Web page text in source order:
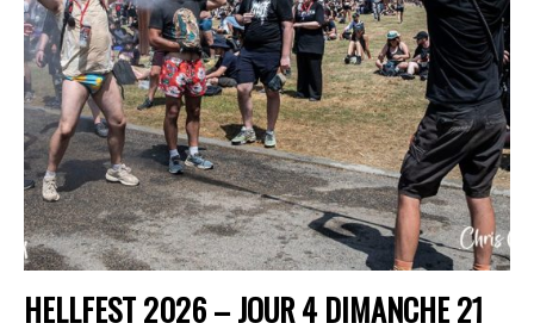
HELLFEST 2026 – JOUR 4 DIMANCHE 21